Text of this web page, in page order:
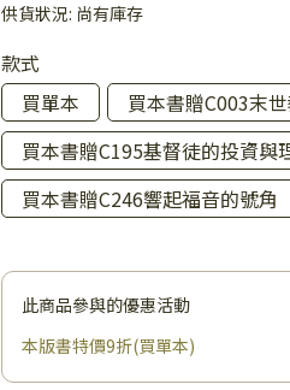
供貨狀況: 尚有庫存
款式
買單本
買本書贈C003末
買本書贈C195基督徒的投資與
買本書贈C246響起福音的號角
此商品參與的優惠活動
本版書特價9折(買單本)